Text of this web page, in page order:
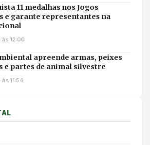
11 medalhas nos Jogos
e garante representantes na
12:00
apreende armas, peixes
e partes de animal silvestre
11:54